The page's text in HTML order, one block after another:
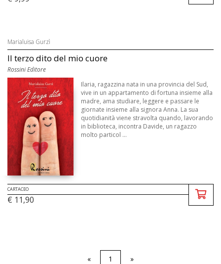
Marialuisa Gurzì
Il terzo dito del mio cuore
Rossini Editore
Ilaria, ragazzina nata in una provincia del Sud,
vive in un appartamento di fortuna insieme alla
madre, ama studiare, leggere e passare le
giornate insieme alla signora Anna. La sua
quotidianità viene stravolta quando, lavorando
in biblioteca, incontra Davide, un ragazzo
molto particol ...
CARTACEO
€ 11,90
« 1 »